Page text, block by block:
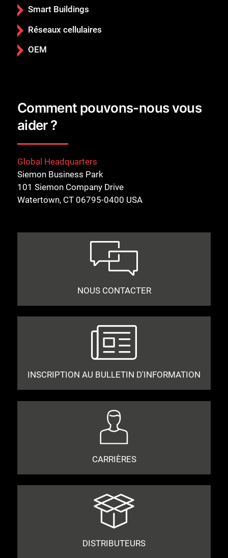
Smart Buildings
Réseaux cellulaires
OEM
Comment pouvons-nous vous
aider ?
Global Headquarters
Siemon Business Park
101 Siemon Company Drive
Watertown, CT 06795-0400 USA
NOUS CONTACTER
INSCRIPTION AU BULLETIN D'INFORMATION
CARRIÈRES
DISTRIBUTEURS